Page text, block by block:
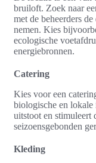
bruiloft. Zoek naar
met de beheerders
nemen. Kies
ecologische
energiebronnen.
Catering
Kies voor een
biologische en
uitstoot en stimuleert
seizoensgebonden
Kleding